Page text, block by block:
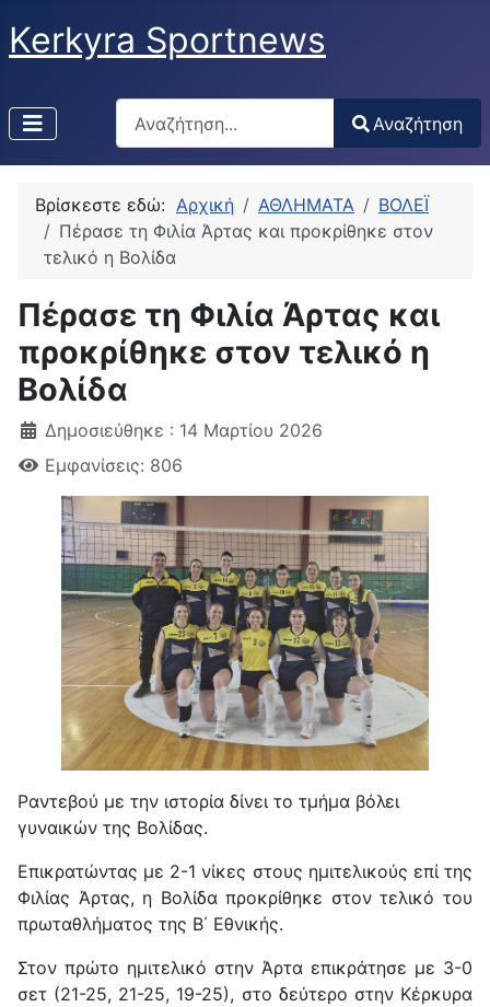
Kerkyra Sportnews
Αναζήτηση
Type 2 or more characters for results.
Αναζήτηση
Βρίσκεστε εδώ: Αρχική ΑΘΛΗΜΑΤΑ
ΒΟΛΕΪ
Πέρασε τη Φιλία Άρτας και προκρίθηκε στον
τελικό η Βολίδα
Πέρασε τη Φιλία Άρτας και
προκρίθηκε στον τελικό η
Βολίδα
Δημοσιεύθηκε : 14 Μαρτίου 2026
Εμφανίσεις: 806
Ραντεβού με την ιστορία δίνει το τμήμα βόλει
γυναικών της Βολίδας.
Επικρατώντας με 2-1 νίκες στους ημιτελικούς επί της
Φιλίας Άρτας, η Βολίδα προκρίθηκε στον τελικό του
πρωταθλήματος της Β΄ Εθνικής.
Στον πρώτο ημιτελικό στην Άρτα επικράτησε με 3-0
σετ (21-25, 21-25, 19-25), στο δεύτερο στην Κέρκυρα